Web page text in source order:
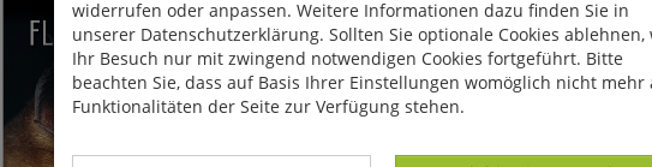
widerrufen oder anpassen. Weitere Informationen dazu finden Sie in
unserer Datenschutzerklärung. Sollten Sie optionale Cookies ablehnen,
Ihr Besuch nur mit zwingend notwendigen Cookies fortgeführt. Bitte
beachten Sie, dass auf Basis Ihrer Einstellungen womöglich nicht mehr
Funktionalitäten der Seite zur Verfügung stehen.